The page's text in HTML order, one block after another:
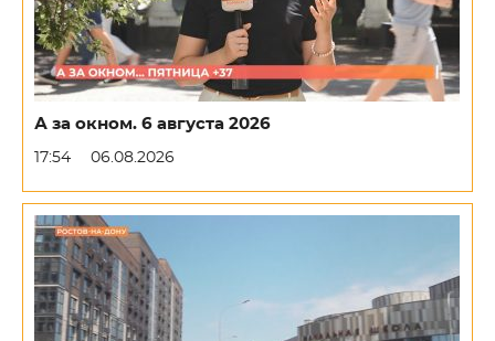
А за окном. 6 августа 2026
17:54 06.08.2026